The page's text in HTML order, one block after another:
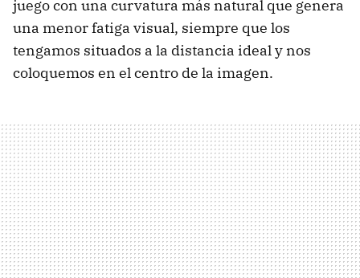
juego con una curvatura más natural que genera
una menor fatiga visual, siempre que los
tengamos situados a la distancia ideal y nos
coloquemos en el centro de la imagen.